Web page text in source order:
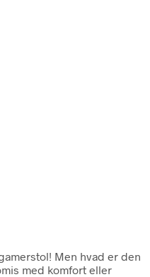
Men hvad er den
med komfort eller